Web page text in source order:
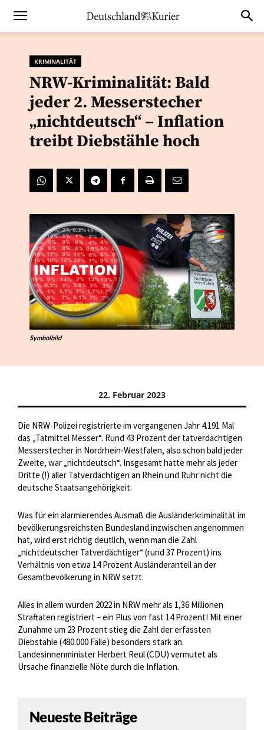
KRIMINALITÄT
NRW-Kriminalität: Bald
jeder 2. Messerstecher
„nichtdeutsch“ – Inflation
treibt Diebstähle hoch
Symbolbild
22. Februar 2023
Die NRW-Polizei registrierte im vergangenen Jahr 4.191 Mal
das „Tatmittel Messer“. Rund 43 Prozent der tatverdächtigen
Messerstecher in Nordrhein-Westfalen, also schon bald jeder
Zweite, war „nichtdeutsch“. Insgesamt hatte mehr als jeder
Dritte (!) aller Tatverdächtigen an Rhein und Ruhr nicht die
deutsche Staatsangehörigkeit.
Was für ein alarmierendes Ausmaß die Ausländerkriminalität im
bevölkerungsreichsten Bundesland inzwischen angenommen
hat, wird erst richtig deutlich, wenn man die Zahl
„nichtdeutscher Tatverdächtiger“ (rund 37 Prozent) ins
Verhältnis von etwa 14 Prozent Ausländeranteil an der
Gesamtbevölkerung in NRW setzt.
Alles in allem wurden 2022 in NRW mehr als 1,36 Millionen
Straftaten registriert – ein Plus von fast 14 Prozent! Mit einer
Zunahme um 23 Prozent stieg die Zahl der erfassten
Diebstähle (480.000 Fälle) besonders stark an.
Landesinnenminister Herbert Reul (CDU) vermutet als
Ursache finanzielle Nöte durch die Inflation.
Neueste Beiträge